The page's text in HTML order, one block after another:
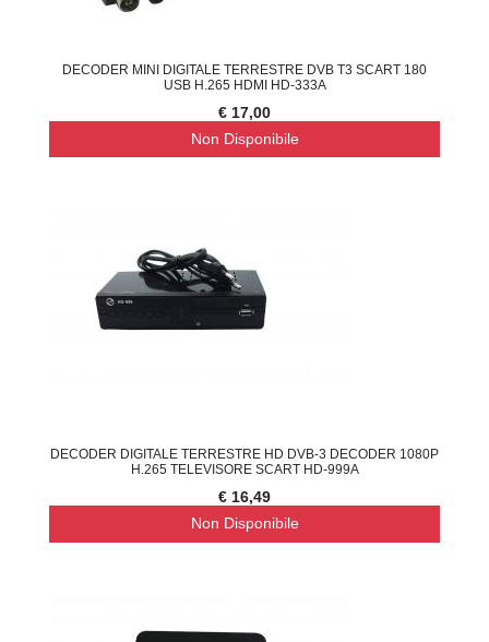
DECODER MINI DIGITALE TERRESTRE DVB T3 SCART 180
USB H.265 HDMI HD-333A
€ 17,00
Non Disponibile
DECODER DIGITALE TERRESTRE HD DVB-3 DECODER 1080P
H.265 TELEVISORE SCART HD-999A
€ 16,49
Non Disponibile